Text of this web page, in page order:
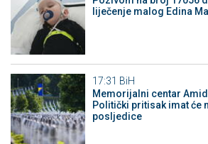
liječenje malog Edina
17:31 BiH
Memorijalni centar
Politički pritisak imat će
posljedice